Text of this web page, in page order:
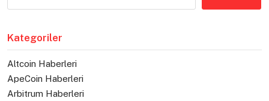
Kategoriler
Altcoin Haberleri
ApeCoin Haberleri
Arbitrum Haberleri